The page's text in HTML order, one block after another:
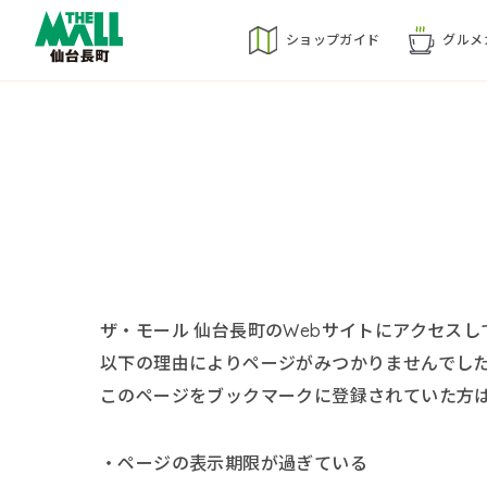
ショップガイド グルメ
ザ・モール 仙台長町のWebサイトにアクセス
以下の理由によりページがみつかりませんでし
このページをブックマークに登録されていた
・ページの表示期限が過ぎている